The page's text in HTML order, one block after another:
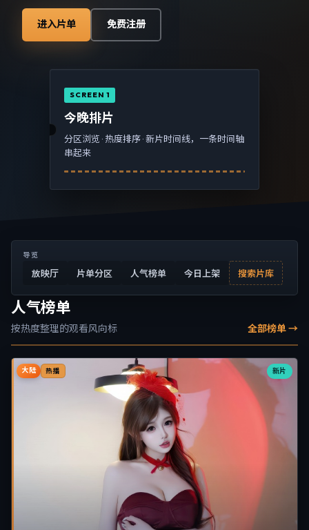
进入片单 免费注册
SCREEN 1
今晚排片
分区浏览 · 热度排序 · 新片时间线，一条时间轴
串起来
导览
放映厅 片单分区 人气榜单 今日上架 搜索片库
人气榜单
按热度整理的观看风向标 全部榜单 →
新片
大陆 热播